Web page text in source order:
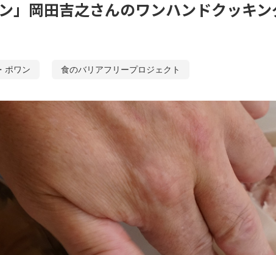
」岡田吉之さんのワンハンドクッキン
ポワン 食のバリアフリープロジェクト